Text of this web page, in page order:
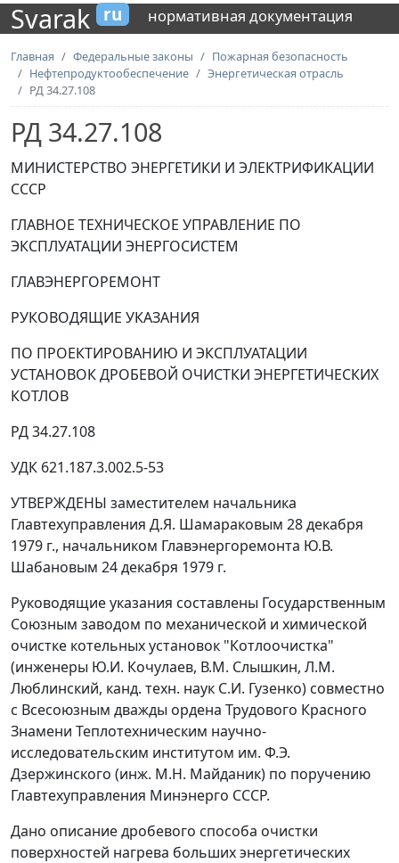
Svarak ru нормативная документация
Главная Федеральные законы
Пожарная безопасность
Нефтепродуктообеспечение
Энергетическая отрасль
РД 34.27.108
РД 34.27.108
МИНИСТЕРСТВО ЭНЕРГЕТИКИ И ЭЛЕКТРИФИКАЦИИ
СССР
ГЛАВНОЕ ТЕХНИЧЕСКОЕ УПРАВЛЕНИЕ ПО
ЭКСПЛУАТАЦИИ ЭНЕРГОСИСТЕМ
ГЛАВЭНЕРГОРЕМОНТ
РУКОВОДЯЩИЕ УКАЗАНИЯ
ПО ПРОЕКТИРОВАНИЮ И ЭКСПЛУАТАЦИИ
УСТАНОВОК ДРОБЕВОЙ ОЧИСТКИ ЭНЕРГЕТИЧЕСКИХ
КОТЛОВ
РД 34.27.108
УДК 621.187.3.002.5-53
УТВЕРЖДЕНЫ заместителем начальника
Главтехуправления Д.Я. Шамараковым 28 декабря
1979 г., начальником Главэнергоремонта Ю.В.
Шабановым 24 декабря 1979 г.
Руководящие указания составлены Государственным
Союзным заводом по механической и химической
очистке котельных установок "Котлоочистка"
(инженеры Ю.И. Кочулаев, В.М. Слышкин, Л.М.
Люблинский, канд. техн. наук С.И. Гузенко) совместно
с Всесоюзным дважды ордена Трудового Красного
Знамени Теплотехническим научно-
исследовательским институтом им. Ф.Э.
Дзержинского (инж. М.Н. Майданик) по поручению
Главтехуправления Минэнерго СССР.
Дано описание дробевого способа очистки
поверхностей нагрева больших энергетических